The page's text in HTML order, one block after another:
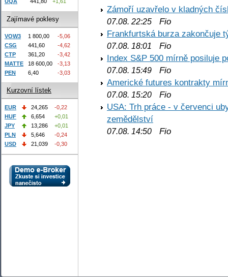
Zámoří uzavřelo v kladných
07.08. 22:25 Fio
Frankfurtská burza zakončuje
07.08. 18:01
Fio
Index S&P 500 mírně posiluje
07.08. 15:49 Fio
Americké futures kontrakty
07.08. 15:20 Fio
USA: Trh práce - v červenci
zemědělství
07.08. 14:50 Fio
Zajímavé poklesy
VOW3 1 800,00
-5,06
CSG
441,60
-4,62
CTP
361,20
-3,42
MATTE
18 600,00
-3,13
PEN
6,40 -3,03
Kurzovní lístek
EUR 24,265
-0,22
HUF
6,654
+0,01
JPY
13,286
+0,01
PLN
5,646
-0,24
USD
21,039 -0,30